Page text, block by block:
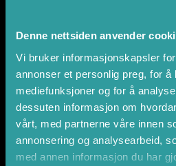
Denne nettsiden anvender
Vi bruker informasjonskapsler
annonser et personlig preg, for å
mediefunksjoner og for å
dessuten informasjon om
vårt, med partnerne våre innen
annonsering og analysearbeid,
med annen informasjon du har
Kontaktinformasjon
Visit Nordfjord
Perhusvegen 24
NO-6783 Stryn
mail@nordfjord.no
Info